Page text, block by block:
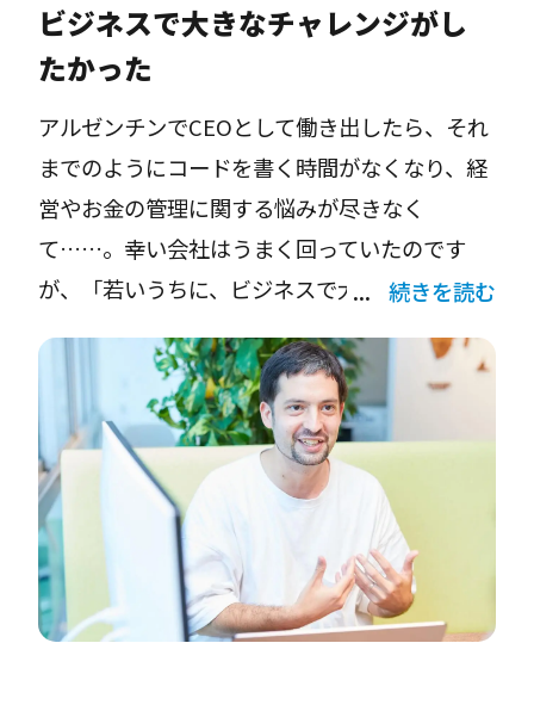
た。
と打ち合わせをするときは、いつも父が同席し
て話をしてくれました。僕1人だと年齢的に信
用されないですからね（笑）。実際、他に仕事
をしている友だちはいませんでした。それで17
歳でWEB制作の会社に入社し、CTO（最高技術
責任者）を務めました。2年間、CEOと楽しく
仕事していたのですが、残念ながらその方が急
死してしまって……。私が会社を引き継ぎ、
CEOになりました。
ビジネスで大きなチャレンジがし
たかった
アルゼンチンでCEOとして働き出したら、それ
までのようにコードを書く時間がなくなり、経
営やお金の管理に関する悩みが尽きなく
て……。幸い会社はうまく回っていたのです
が、「若いうちに、ビジネスで大きなチャレン
ジがしたい」と思い、当時付き合っていた妻に
相談し、会社を売却して日本に移住することに
しました。
来日してからは日本で仲良くなった日本人の友
だちに誘われ、彼が立ち上げたインバウンド向
けの旅行会社にジョインしました。その会社で
は、WEBサイトの開発やデザインなど、サービ
続きを読む